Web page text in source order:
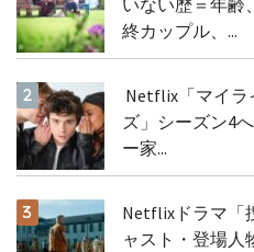
終カップル、...
Netflix「マイラ
ズ」シーズン4
ー家...
Netflixドラマ「
ャスト・登場人